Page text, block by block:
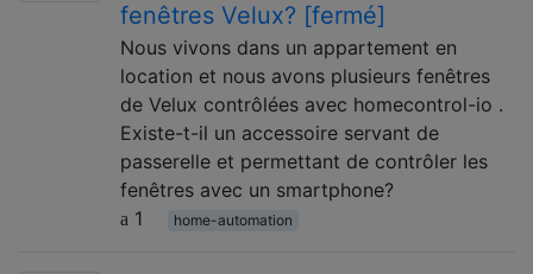
fenêtres Velux? [fermé]
Nous vivons dans un appartement en
location et nous avons plusieurs fenêtres
de Velux contrôlées avec homecontrol-io .
Existe-t-il un accessoire servant de
passerelle et permettant de contrôler les
fenêtres avec un smartphone?
1
home-automation